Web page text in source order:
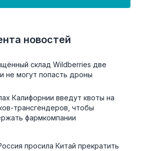
новостей
склад Wildberries две
не могут попасть дроны
Калифорнии введут квоты на
трансгендеров, чтобы
фармкомпании
просила Китай прекратить